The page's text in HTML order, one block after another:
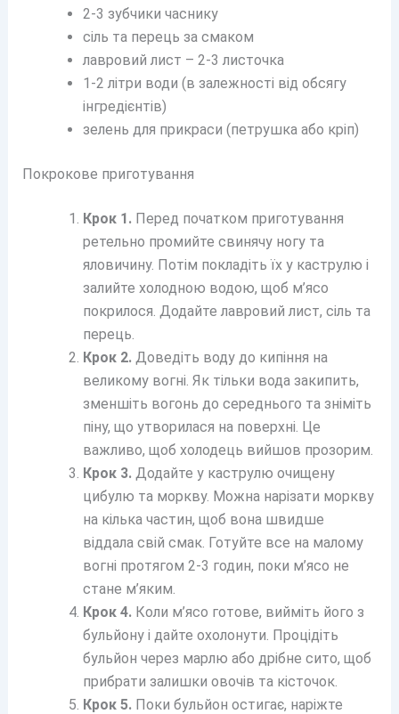
2-3 зубчики часнику
сіль та перець за смаком
лавровий лист – 2-3 листочка
1-2 літри води (в залежності від обсягу
інгредієнтів)
зелень для прикраси (петрушка або кріп)
Покрокове приготування
Крок 1.Перед початком приготування
ретельно промийте свинячу ногу та
яловичину. Потім покладіть їх у каструлю і
залийте холодною водою, щоб м’ясо
покрилося. Додайте лавровий лист, сіль та
перець.
Крок 2.Доведіть воду до кипіння на
великому вогні. Як тільки вода закипить,
зменшіть вогонь до середнього та зніміть
піну, що утворилася на поверхні. Це
важливо, щоб холодець вийшов прозорим.
Крок 3.Додайте у каструлю очищену
цибулю та моркву. Можна нарізати моркву
на кілька частин, щоб вона швидше
віддала свій смак. Готуйте все на малому
вогні протягом 2-3 годин, поки м’ясо не
стане м’яким.
Крок 4.Коли м’ясо готове, вийміть його з
бульйону і дайте охолонути. Процідіть
бульйон через марлю або дрібне сито, щоб
прибрати залишки овочів та кісточок.
Крок 5.Поки бульйон остигає, наріжте